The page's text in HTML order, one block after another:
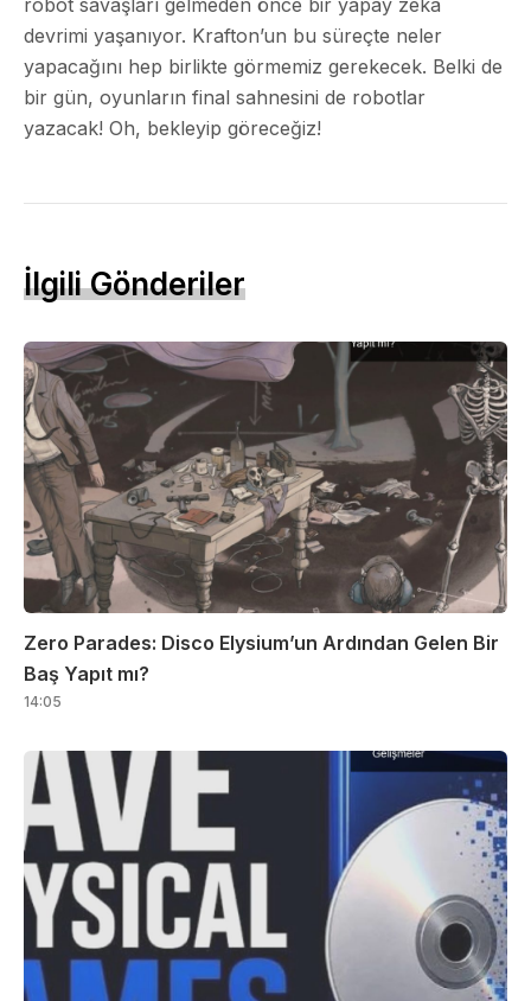
devrimi yaşanıyor. Krafton’un bu süreçte neler
yapacağını hep birlikte görmemiz gerekecek. Belki de
bir gün, oyunların final sahnesini de robotlar
yazacak! Oh, bekleyip göreceğiz!
İlgili Gönderiler
Zero Parades: Disco Elysium’un Ardından Gelen Bir
Baş Yapıt mı?
14:05